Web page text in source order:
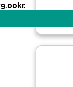
kr.